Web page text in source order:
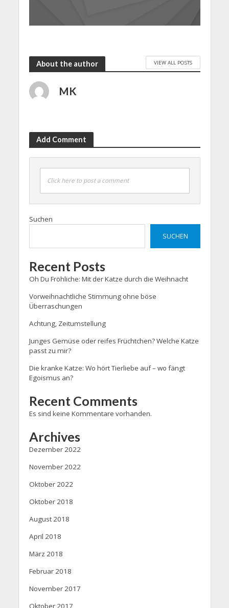
About the author VIEW ALL POSTS
MK
Add Comment
Click here to post a comment
Suchen
SUCHEN
Recent Posts
Oh Du Fröhliche: Mit der Katze durch die Weihnacht
Vorweihnachtliche Stimmung ohne böse
Überraschungen
Achtung, Zeitumstellung
Junges Gemüse oder reifes Früchtchen? Welche Katze
passt zu mir?
Die kranke Katze: Wo hört Tierliebe auf – wo fängt
Egoismus an?
Recent Comments
Es sind keine Kommentare vorhanden.
Archives
Dezember 2022
November 2022
Oktober 2022
Oktober 2018
August 2018
April 2018
März 2018
Februar 2018
November 2017
Oktober 2017